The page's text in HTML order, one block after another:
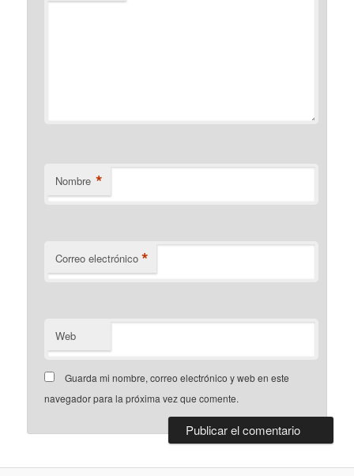
Nombre *
Correo electrónico *
Web
Guarda mi nombre, correo electrónico y web en este
navegador para la próxima vez que comente.